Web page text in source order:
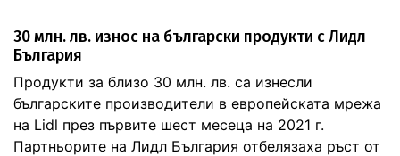
30 млн. лв. износ на български продукти с Лидл
България
Продукти за близо 30 млн. лв. са изнесли
българските производители в европейската мрежа
на Lidl през първите шест месеца на 2021 г.
Партньорите на Лидл България отбелязаха ръст от